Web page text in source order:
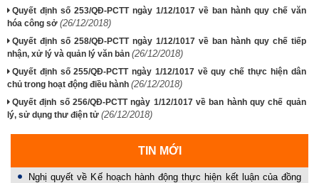
Quyết định số 253/QĐ-PCTT ngày 1/12/1017 về ban hành quy chế văn
hóa công sở (26/12/2018)
Quyết định số 258/QĐ-PCTT ngày 1/12/1017 về ban hành quy chế tiếp
nhận, xử lý và quản lý văn bản (26/12/2018)
Quyết định số 255/QĐ-PCTT ngày 1/12/1017 về quy chế thực hiện dân
chủ trong hoạt động điều hành (26/12/2018)
Quyết định số 256/QĐ-PCTT ngày 1/12/1017 về ban hành quy chế quản
lý, sử dụng thư điện tử (26/12/2018)
TIN MỚI
Nghị quyết về Kế hoạch hành động thực hiện kết luận của đồng